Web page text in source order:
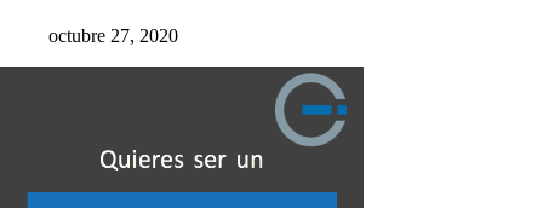
octubre 27, 2020